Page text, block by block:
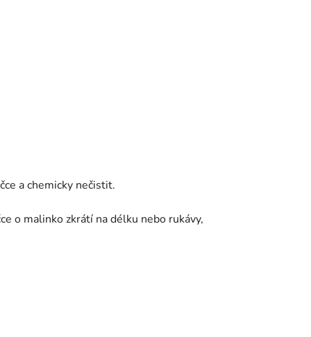
a chemicky nečistit.
o malinko zkrátí na délku nebo rukávy,